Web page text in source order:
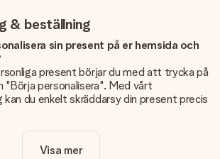
& beställning
sin present på er hemsida och
present börjar du med att trycka på
"Börja personalisera". Med vårt
du enkelt skräddarsy din present precis
Visa mer